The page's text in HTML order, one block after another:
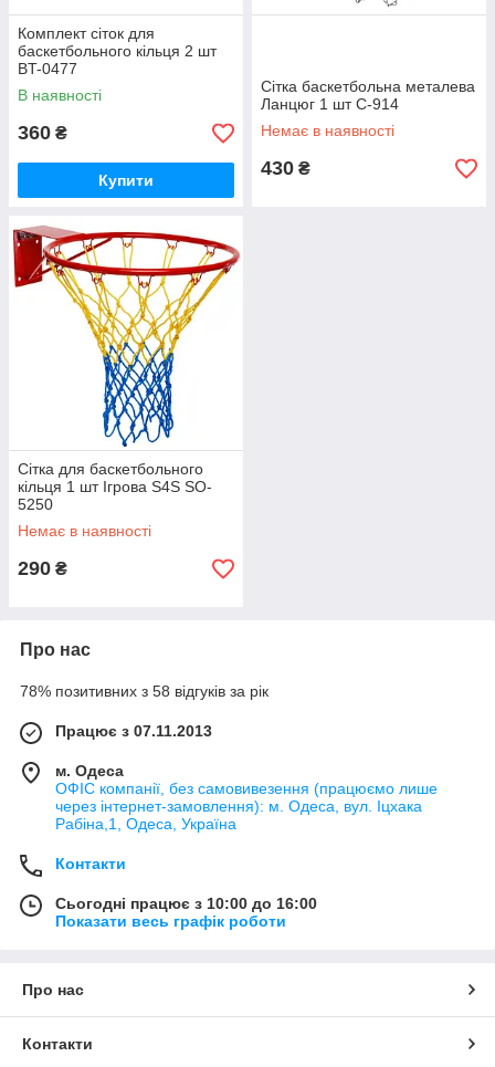
Комплект сіток для
баскетбольного кільця 2 шт
BT-0477
В наявності
360 ₴
Купити
Сітка баскетбольна металева
Ланцюг 1 шт C-914
Немає в наявності
430 ₴
Сітка для баскетбольного
кільця 1 шт Ігрова S4S SO-
5250
Немає в наявності
290 ₴
Про нас
78% позитивних з 58 відгуків за рік
Працює з 07.11.2013
м. Одеса
ОФІС компанії, без самовивезення (працюємо лише
через інтернет-замовлення): м. Одеса, вул. Іцхака
Рабіна,1, Одеса, Україна
Контакти
Сьогодні працює з 10:00 до 16:00
Показати весь графік роботи
Про нас
Контакти